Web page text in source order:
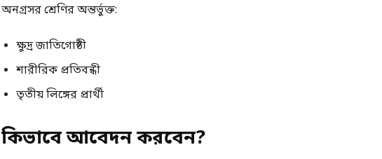
অনগ্রসর শ্রেণির অন্তর্ভুক্ত:
ক্ষুদ্র জাতিগোষ্ঠী
শারীরিক প্রতিবন্ধী
তৃতীয় লিঙ্গের প্রার্থী
কিভাবে আবেদন করবেন?